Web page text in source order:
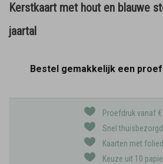
Kerstkaart met hout en blauwe
jaartal
Bestel gemakkelijk een
Proefdruk vanaf €
Snel thuisbezorgd
Kaarten met
Keuze uit 10